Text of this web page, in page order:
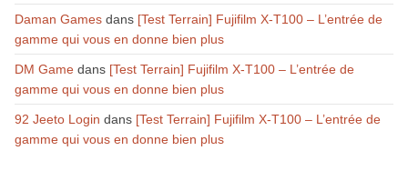
Daman Gamesdans [Test Terrain] Fujifilm X-T100 – L’entrée de
gamme qui vous en donne bien plus
DM Gamedans [Test Terrain] Fujifilm X-T100 – L’entrée de
gamme qui vous en donne bien plus
92 Jeeto Login dans [Test Terrain] Fujifilm X-T100 – L’entrée de
gamme qui vous en donne bien plus